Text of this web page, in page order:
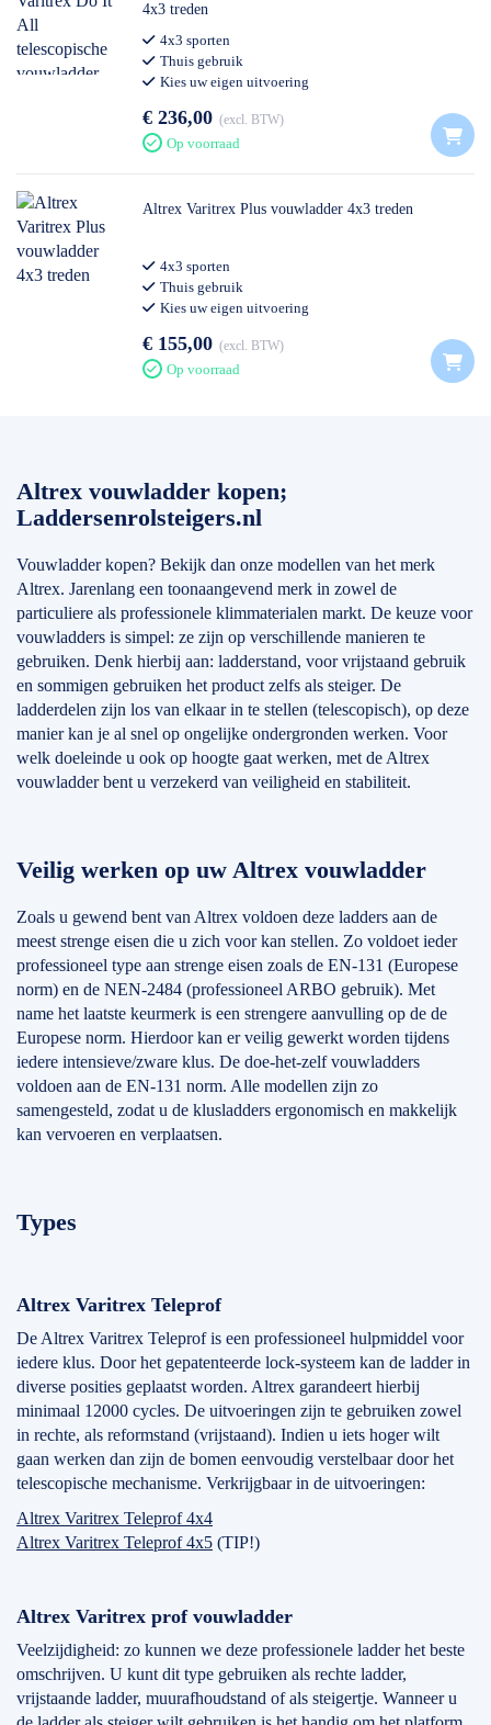
4x3 treden
4x3 sporten
Thuis gebruik
Kies uw eigen uitvoering
€ 236,00 excl. BTW
Op voorraad
Altrex Varitrex Plus vouwladder 4x3 treden
4x3 sporten
Thuis gebruik
Kies uw eigen uitvoering
€ 155,00 excl. BTW
Op voorraad
Altrex vouwladder kopen;
Laddersenrolsteigers.nl
Vouwladder kopen? Bekijk dan onze modellen van het merk
Altrex. Jarenlang een toonaangevend merk in zowel de
particuliere als professionele klimmaterialen markt. De keuze voor
vouwladders is simpel: ze zijn op verschillende manieren te
gebruiken. Denk hierbij aan: ladderstand, voor vrijstaand gebruik
en sommigen gebruiken het product zelfs als steiger. De
ladderdelen zijn los van elkaar in te stellen (telescopisch), op deze
manier kan je al snel op ongelijke ondergronden werken. Voor
welk doeleinde u ook op hoogte gaat werken, met de Altrex
vouwladder bent u verzekerd van veiligheid en stabiliteit.
Veilig werken op uw Altrex vouwladder
Zoals u gewend bent van Altrex voldoen deze ladders aan de
meest strenge eisen die u zich voor kan stellen. Zo voldoet ieder
professioneel type aan strenge eisen zoals de EN-131 (Europese
norm) en de NEN-2484 (professioneel ARBO gebruik). Met
name het laatste keurmerk is een strengere aanvulling op de de
Europese norm. Hierdoor kan er veilig gewerkt worden tijdens
iedere intensieve/zware klus. De doe-het-zelf vouwladders
voldoen aan de EN-131 norm. Alle modellen zijn zo
samengesteld, zodat u de klusladders ergonomisch en makkelijk
kan vervoeren en verplaatsen.
Types
Altrex Varitrex Teleprof
De Altrex Varitrex Teleprof is een professioneel hulpmiddel voor
iedere klus. Door het gepatenteerde lock-systeem kan de ladder in
diverse posities geplaatst worden. Altrex garandeert hierbij
minimaal 12000 cycles. De uitvoeringen zijn te gebruiken zowel
in rechte, als reformstand (vrijstaand). Indien u iets hoger wilt
gaan werken dan zijn de bomen eenvoudig verstelbaar door het
telescopische mechanisme. Verkrijgbaar in de uitvoeringen:
Altrex Varitrex Teleprof 4x4
Altrex Varitrex Teleprof 4x5 (TIP!)
Altrex Varitrex prof vouwladder
Veelzijdigheid: zo kunnen we deze professionele ladder het beste
omschrijven. U kunt dit type gebruiken als rechte ladder,
vrijstaande ladder, muurafhoudstand of als steigertje. Wanneer u